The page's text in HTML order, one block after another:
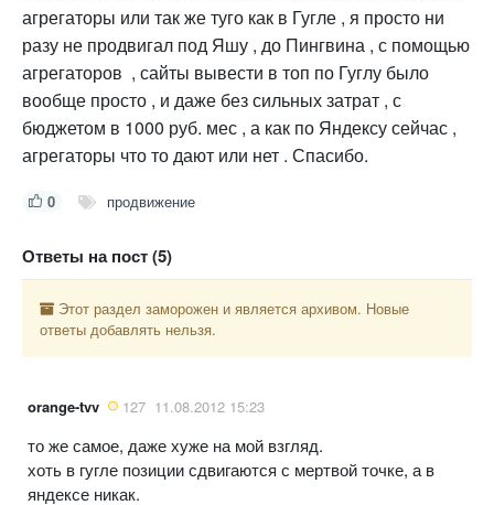
агрегаторы или так же туго как в Гугле , я просто ни
разу не продвигал под Яшу , до Пингвина , с помощью
агрегаторов , сайты вывести в топ по Гуглу было
вообще просто , и даже без сильных затрат , с
бюджетом в 1000 руб. мес , а как по Яндексу сейчас ,
агрегаторы что то дают или нет . Спасибо.
0 продвижение
Ответы на пост (5)
Этот раздел заморожен и является архивом. Новые
ответы добавлять нельзя.
orange-tvv 127 11.08.2012 15:23
то же самое, даже хуже на мой взгляд.
хоть в гугле позиции сдвигаются с мертвой точке, а в
яндексе никак.